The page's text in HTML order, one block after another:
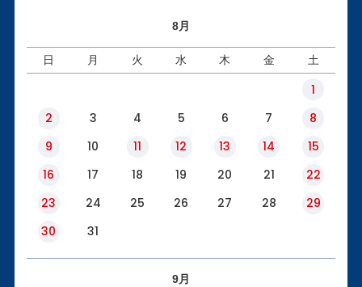
8月
日 月 火 水 木 金 土
1
2
3 4 5 6 7
8
9
10 11 12 13 14
15
16
17 18 19 20 21
22
23
24 25 26 27 28
29
30
31
9月